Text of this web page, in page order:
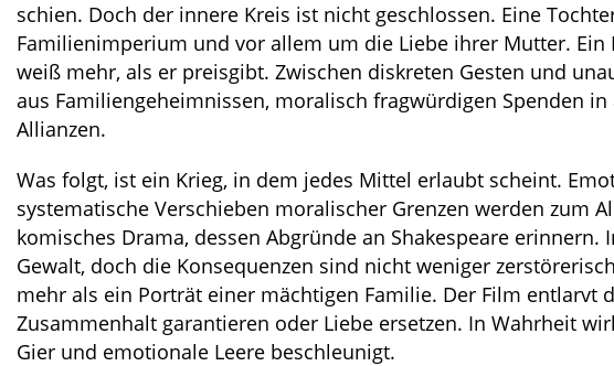
schien. Doch der innere Kreis ist nicht geschlossen. Eine
Familienimperium und vor allem um die Liebe ihrer Mutter.
weiß mehr, als er preisgibt. Zwischen diskreten Gesten und
aus Familiengeheimnissen, moralisch fragwürdigen Spenden
Allianzen.
Was folgt, ist ein Krieg, in dem jedes Mittel erlaubt scheint.
systematische Verschieben moralischer Grenzen werden zum
komisches Drama, dessen Abgründe an Shakespeare
Gewalt, doch die Konsequenzen sind nicht weniger zerstörerisch.
mehr als ein Porträt einer mächtigen Familie. Der Film entlarvt
Zusammenhalt garantieren oder Liebe ersetzen. In Wahrheit
Gier und emotionale Leere beschleunigt.